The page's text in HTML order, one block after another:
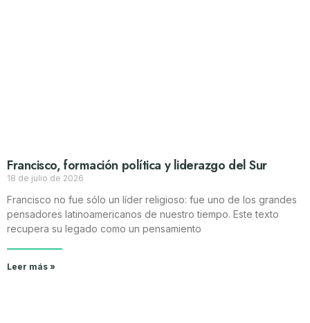
Francisco, formación política y liderazgo del Sur
18 de julio de 2026
Francisco no fue sólo un líder religioso: fue uno de los grandes
pensadores latinoamericanos de nuestro tiempo. Este texto
recupera su legado como un pensamiento
Leer más »